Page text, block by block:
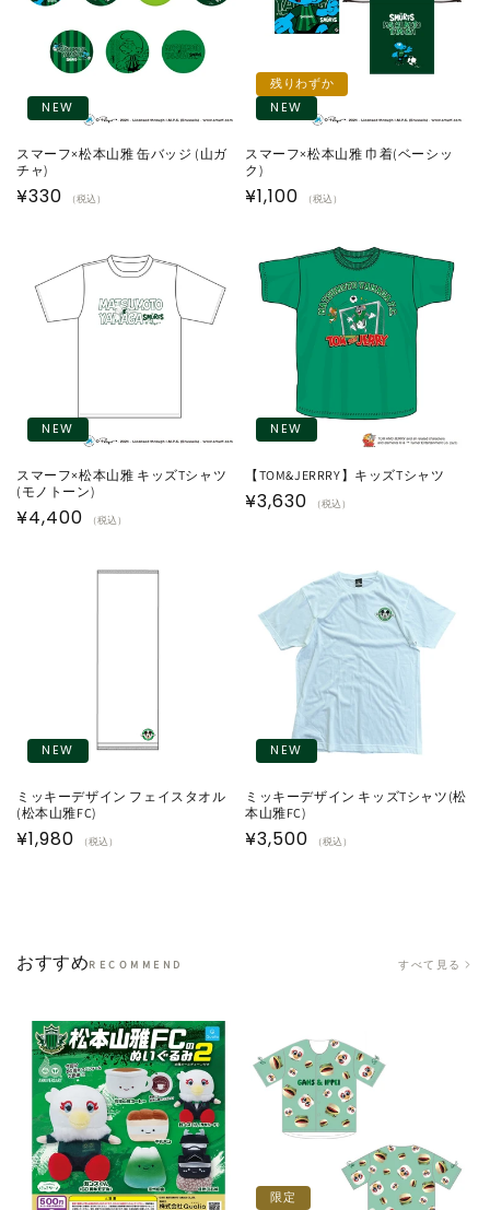
NEW
スマーフ×松本山雅 缶バッジ (山ガ
チャ)
通
¥330 （税込）
残りわずか
NEW
スマーフ×松本山雅 巾着(ベーシッ
ク)
通
格
¥1,100 （税込）
NEW
スマーフ×松本山雅 キッズTシャツ
(モノトーン)
通
¥4,400 （税込）
NEW
【TOM&JERRRY】キッズTシャツ
通
¥3,630 （税込）
NEW
ミッキーデザイン フェイスタオル
(松本山雅FC)
通
¥1,980 （税込）
NEW
ミッキーデザイン キッズTシャツ(松
本山雅FC)
通
¥3,500 （税込）
おすすめRECOMMEND すべて見る
限定